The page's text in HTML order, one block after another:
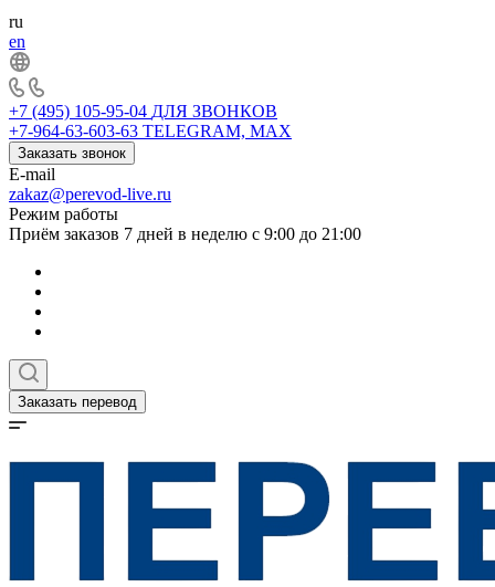
ru
en
+7 (495) 105-95-04 ДЛЯ ЗВОНКОВ
+7-964-63-603-63 TELEGRAM, MAX
Заказать звонок
E-mail
zakaz@perevod-live.ru
Режим работы
Приём заказов 7 дней в неделю с 9:00 до 21:00
Заказать перевод